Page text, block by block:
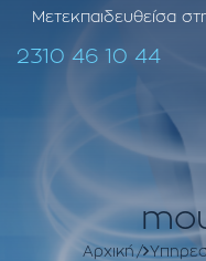
Μετεκπαιδευθείσα
2310 46 10 44
Αρχική